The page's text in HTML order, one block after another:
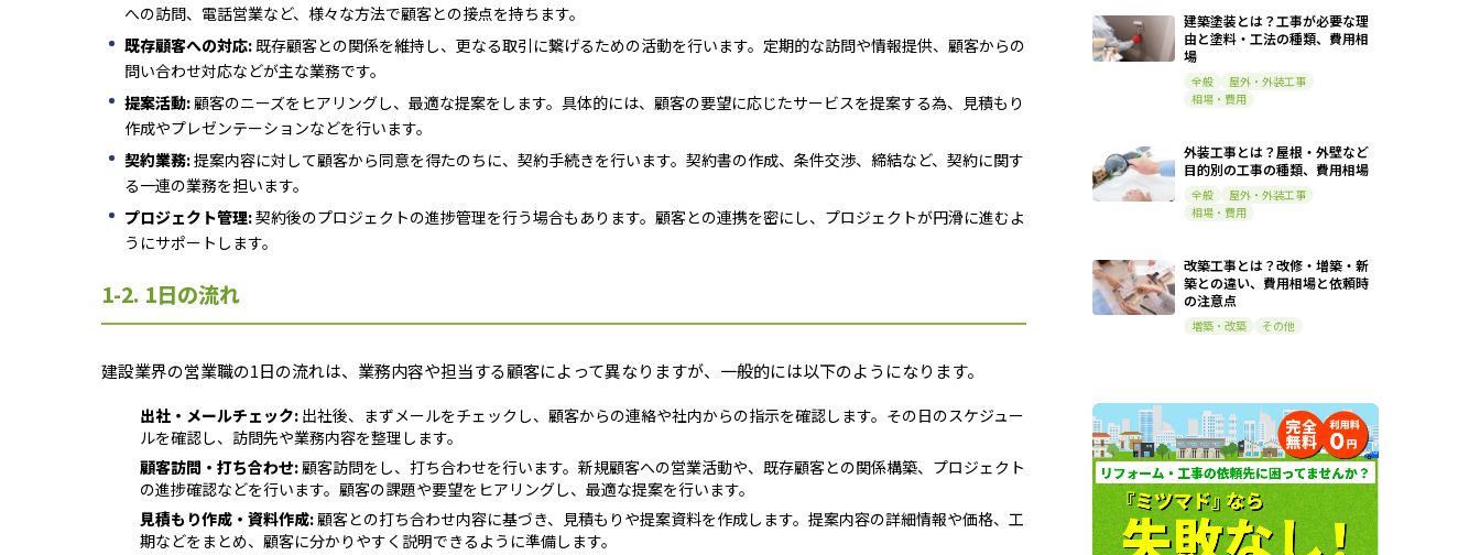
への訪問、電話営業など、様々な方法で顧客との接点を持ちます。
既存顧客への対応:既存顧客との関係を維持し、更なる取引に繋げるための活動を行います。定期的な訪問や情報提供、顧客からの
問い合わせ対応などが主な業務です。
提案活動:顧客のニーズをヒアリングし、最適な提案をします。具体的には、顧客の要望に応じたサービスを提案する為、見積もり
作成やプレゼンテーションなどを行います。
契約業務:提案内容に対して顧客から同意を得たのちに、契約手続きを行います。契約書の作成、条件交渉、締結など、契約に関す
る一連の業務を担います。
プロジェクト管理:契約後のプロジェクトの進捗管理を行う場合もあります。顧客との連携を密にし、プロジェクトが円滑に進むよ
うにサポートします。
1-2. 1日の流れ
建設業界の営業職の1日の流れは、業務内容や担当する顧客によって異なりますが、一般的には以下のようになります。
出社・メールチェック: 出社後、まずメールをチェックし、顧客からの連絡や社内からの指示を確認します。その日のスケジュー
ルを確認し、訪問先や業務内容を整理します。
顧客訪問・打ち合わせ:顧客訪問をし、打ち合わせを行います。新規顧客への営業活動や、既存顧客との関係構築、プロジェクト
の進捗確認などを行います。顧客の課題や要望をヒアリングし、最適な提案を行います。
見積もり作成・資料作成:顧客との打ち合わせ内容に基づき、見積もりや提案資料を作成します。提案内容の詳細情報や価格、工
期などをまとめ、顧客に分かりやすく説明できるように準備します。
建築塗装とは？工事が必要な理
由と塗料・工法の種類、費用相
場
全般
屋外・外装工事
相場・費用
外装工事とは？屋根・外壁など
目的別の工事の種類、費用相場
全般
屋外・外装工事
相場・費用
改築工事とは？改修・増築・新
築との違い、費用相場と依頼時
の注意点
増築・改築 その他